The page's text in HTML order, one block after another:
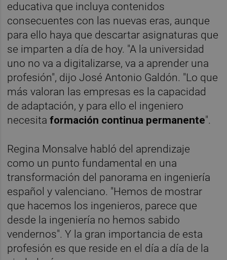
educativa que incluya contenidos
consecuentes con las nuevas eras, aunque
para ello haya que descartar asignaturas que
se imparten a día de hoy. "A la universidad
uno no va a digitalizarse, va a aprender una
profesión", dijo José Antonio Galdón. "Lo que
más valoran las empresas es la capacidad
de adaptación, y para ello el ingeniero
necesitaformación continua permanente".
Regina Monsalve habló del aprendizaje
como un punto fundamental en una
transformación del panorama en ingeniería
español y valenciano. "Hemos de mostrar
que hacemos los ingenieros, parece que
desde la ingeniería no hemos sabido
vendernos". Y la gran importancia de esta
profesión es que reside en el día a día de la